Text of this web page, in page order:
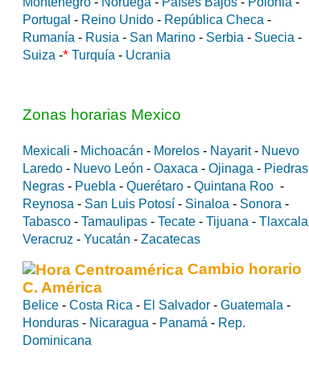
Portugal - Reino Unido - República Checa -
Rumanía - Rusia - San Marino - Serbia - Suecia -
Suiza -* Turquía - Ucrania
Zonas horarias Mexico
Mexicali - Michoacán - Morelos - Nayarit- Nuevo
Laredo - Nuevo León - Oaxaca - Ojinaga - Piedras
Negras - Puebla - Querétaro - Quintana Roo -
Reynosa - San Luis Potosí - Sinaloa - Sonora -
Tabasco - Tamaulipas - Tecate - Tijuana - Tlaxcala
Veracruz - Yucatán - Zacatecas
Cambio horario
C. América
Belice - Costa Rica - El Salvador - Guatemala -
Honduras - Nicaragua - Panamá - Rep.
Dominicana